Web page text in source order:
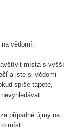
Všechny cesty >>
vědomí:
místa s vyšší
a jste si vědomi
spíše tápete,
případné újmy na
míst.